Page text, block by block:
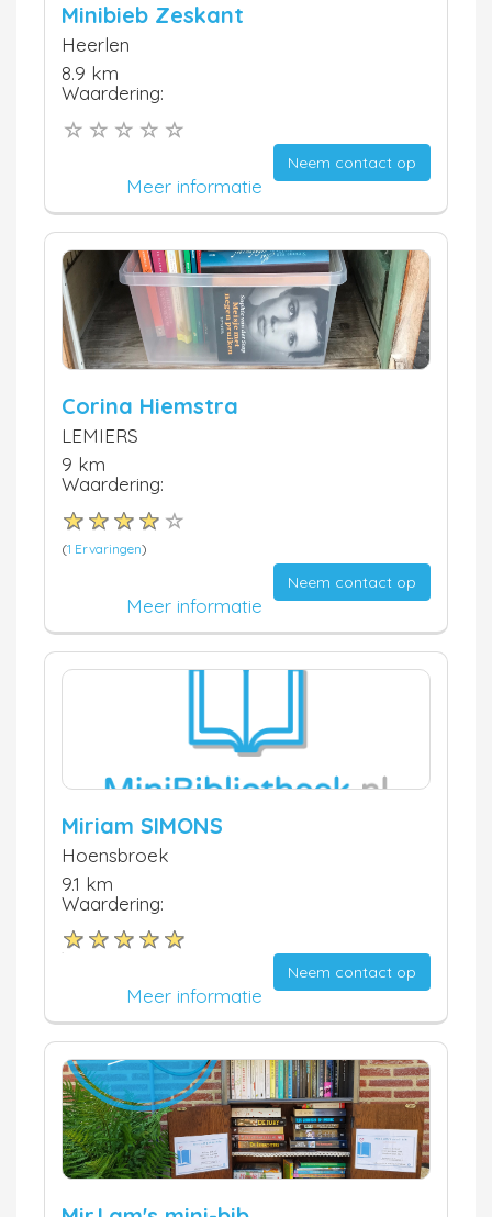
Minibieb Zeskant
Heerlen
8.9 km
Waardering:
Neem contact op
Meer informatie
Corina Hiemstra
LEMIERS
9 km
Waardering:
(1 Ervaringen)
Neem contact op
Meer informatie
Miriam SIMONS
Hoensbroek
9.1 km
Waardering:
Neem contact op
Meer informatie